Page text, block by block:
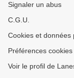
Signaler un abus
C.G.U.
Cookies et données
Préférences cookies
Voir le profil de